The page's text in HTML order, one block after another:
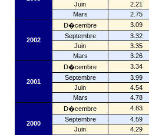
Juin
2.21
Mars
2.75
2002
D�cembre
3.09
Septembre
3.32
Juin
3.35
Mars
3.26
2001
D�cembre
3.34
Septembre
3.99
Juin
4.54
Mars
4.78
2000
D�cembre
4.83
Septembre
4.59
Juin
4.29